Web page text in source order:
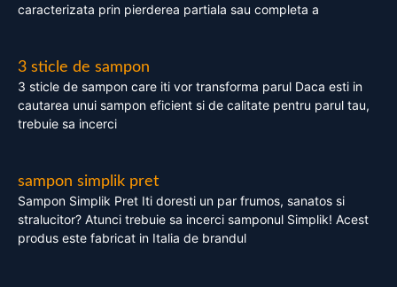
caracterizata prin pierderea partiala sau completa a
3 sticle de sampon
3 sticle de sampon care iti vor transforma parul Daca esti in
cautarea unui sampon eficient si de calitate pentru parul tau,
trebuie sa incerci
sampon simplik pret
Sampon Simplik Pret Iti doresti un par frumos, sanatos si
stralucitor? Atunci trebuie sa incerci samponul Simplik! Acest
produs este fabricat in Italia de brandul